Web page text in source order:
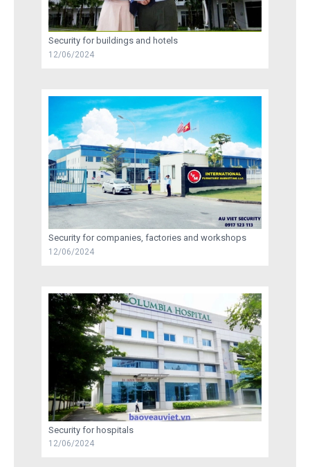
FEATURED CLIENTS
TRAINING
AU VIET SECURITY INFORMATION
CONTACT US
Security for buildings and hotels
12/06/2024
Security for companies, factories and workshops
12/06/2024
Security for hospitals
12/06/2024